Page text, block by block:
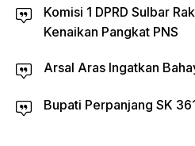
Komisi 1 DPRD Sulbar
Kenaikan Pangkat PNS
Arsal Aras Ingatkan
Bupati Perpanjang SK